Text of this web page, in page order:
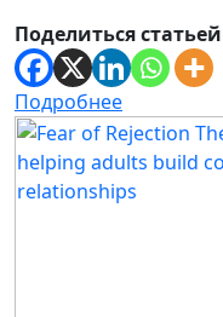
Поделиться
Подробнее